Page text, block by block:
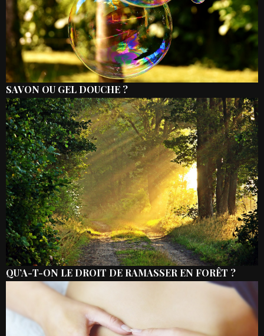
SAVON OU GEL DOUCHE ?
QU’A-T-ON LE DROIT DE RAMASSER EN FORÊT ?